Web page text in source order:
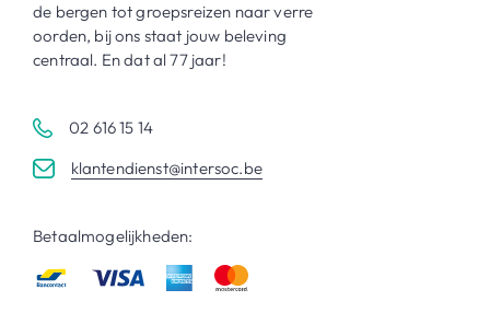
de bergen tot groepsreizen naar verre
oorden, bij ons staat jouw beleving
centraal. En dat al 77 jaar!
02 616 15 14
klantendienst@intersoc.be
Betaalmogelijkheden: